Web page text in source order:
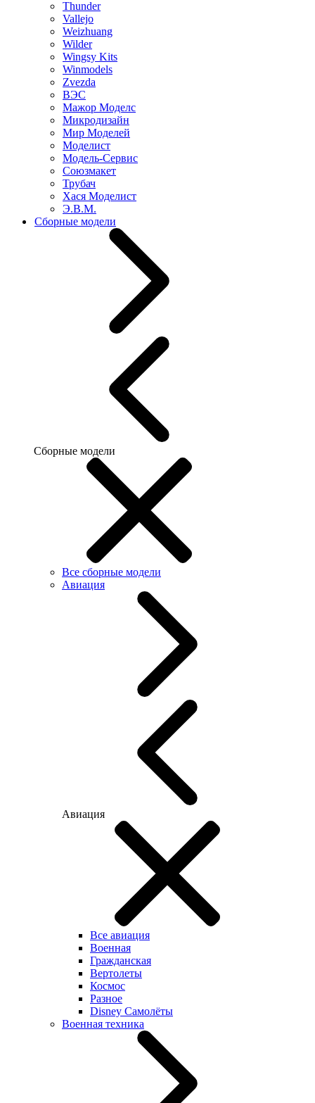
Thunder
Vallejo
Weizhuang
Wilder
Wingsy Kits
Winmodels
Zvezda
ВЭС
Мажор Моделс
Микродизайн
Мир Моделей
Моделист
Модель-Сервис
Союзмакет
Трубач
Хася Моделист
Э.В.М.
Сборные модели
Сборные модели
Все сборные модели
Авиация
Авиация
Все авиация
Военная
Гражданская
Вертолеты
Космос
Разное
Disney Самолёты
Военная техника